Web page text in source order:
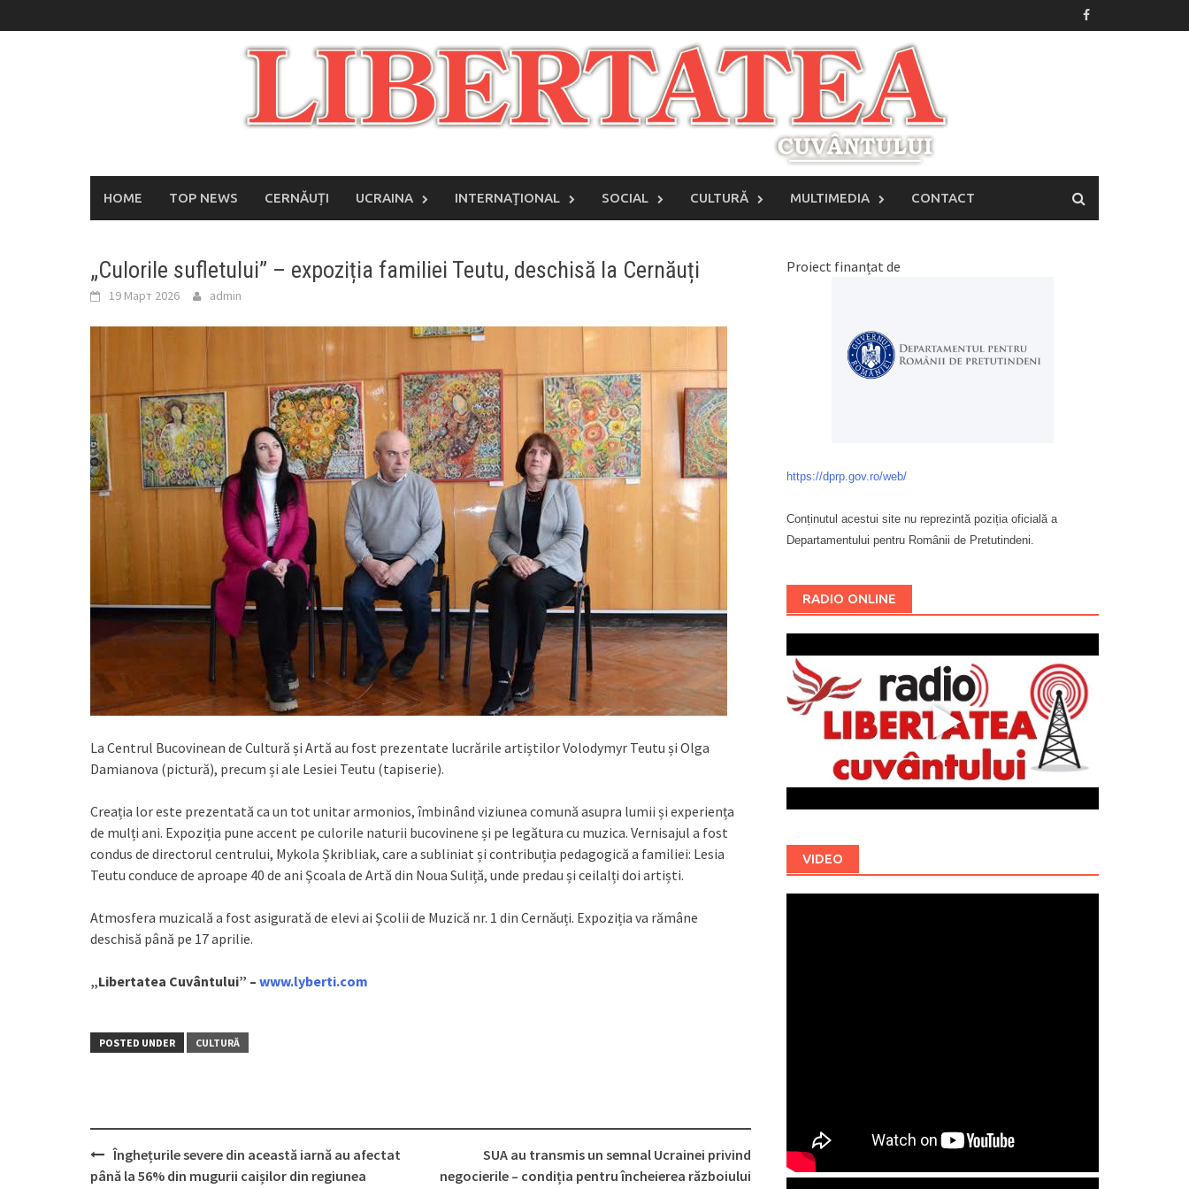
to
HOME TOP NEWS CERNĂUȚI UCRAINA INTERNAŢIONAL SOCIAL CULTURĂ MULTIMEDIA CONTACT
„Culorile sufletului” – expoziția familiei Teutu, deschisă la Cernăuți
19 Март 2026 admin
La Centrul Bucovinean de Cultură și Artă au fost prezentate lucrările artiștilor Volodymyr Teutu și Olga
Damianova (pictură), precum și ale Lesiei Teutu (tapiserie).
Creația lor este prezentată ca un tot unitar armonios, îmbinând viziunea comună asupra lumii și experiența
de mulți ani. Expoziția pune accent pe culorile naturii bucovinene și pe legătura cu muzica. Vernisajul a fost
condus de directorul centrului, Mykola Șkribliak, care a subliniat și contribuția pedagogică a familiei: Lesia
Teutu conduce de aproape 40 de ani Școala de Artă din Noua Suliță, unde predau și ceilalți doi artiști.
Atmosfera muzicală a fost asigurată de elevi ai Școlii de Muzică nr. 1 din Cernăuți. Expoziția va rămâne
deschisă până pe 17 aprilie.
„Libertatea Cuvântului” – www.lyberti.com
POSTED UNDER CULTURĂ
Post
Înghețurile severe din această iarnă au afectat
până la 56% din mugurii caișilor din regiunea
SUA au transmis un semnal Ucrainei privind
negocierile – condiția pentru încheierea războiului
Proiect finanțat de
https://dprp.gov.ro/web/
Conținutul acestui site nu reprezintă poziția oficială a
Departamentului pentru Românii de Pretutindeni.
RADIO ONLINE
VIDEO